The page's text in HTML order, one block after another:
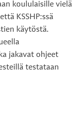
koululaisille vielä
KSSHP:ssä
käytöstä.
jakavat ohjeet
testataan